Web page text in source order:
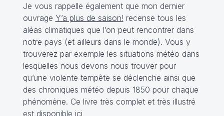
Je vous rappelle également que mon dernier
ouvrage Y’a plus de saison! recense tous les
aléas climatiques que l’on peut rencontrer dans
notre pays (et ailleurs dans le monde). Vous y
trouverez par exemple les situations météo dans
lesquelles nous devons nous trouver pour
qu’une violente tempête se déclenche ainsi que
des chroniques météo depuis 1850 pour chaque
phénomène. Ce livre très complet et très illustré
est disponible ici